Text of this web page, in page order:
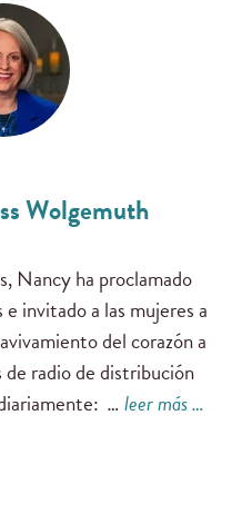
Wolgemuth
Nancy ha proclamado
invitado a las mujeres a
del corazón a
de radio de distribución
…leer más …